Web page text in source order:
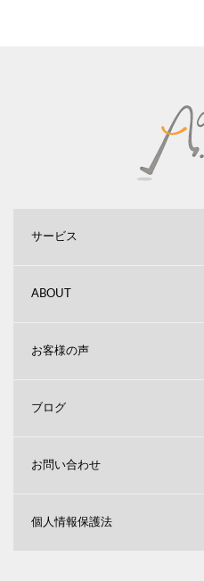
サービス
ABOUT
お客様の声
ブログ
お問い合わせ
個人情報保護法